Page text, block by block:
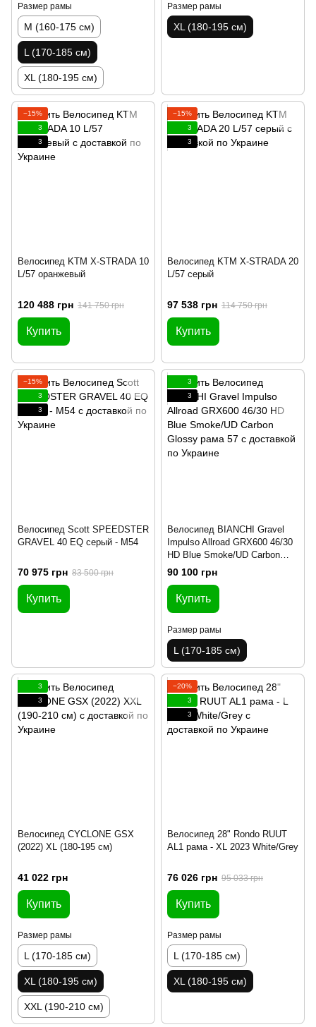
Размер рамы
M (160-175 см)
L (170-185 см)
XL (180-195 см)
Размер рамы
XL (180-195 см)
−15%
3
3
Велосипед KTM X-STRADA 10
L/57 оранжевый
120 488 грн 141 750 грн
Купить
−15%
3
3
Велосипед KTM X-STRADA 20
L/57 серый
97 538 грн 114 750 грн
Купить
−15%
3
3
Велосипед Scott SPEEDSTER
GRAVEL 40 EQ серый - M54
70 975 грн 83 500 грн
Купить
3
3
Велосипед BIANCHI Gravel
Impulso Allroad GRX600 46/30
HD Blue Smoke/UD Carbon
Glossy Размер рамы 57
90 100 грн
Купить
Размер рамы
L (170-185 см)
3
3
Велосипед CYCLONE GSX
(2022) XL (180-195 см)
41 022 грн
Купить
Размер рамы
L (170-185 см)
XL (180-195 см)
XXL (190-210 см)
−20%
3
3
Велосипед 28" Rondo RUUT
AL1 рама - XL 2023 White/Grey
76 026 грн 95 033 грн
Купить
Размер рамы
L (170-185 см)
XL (180-195 см)